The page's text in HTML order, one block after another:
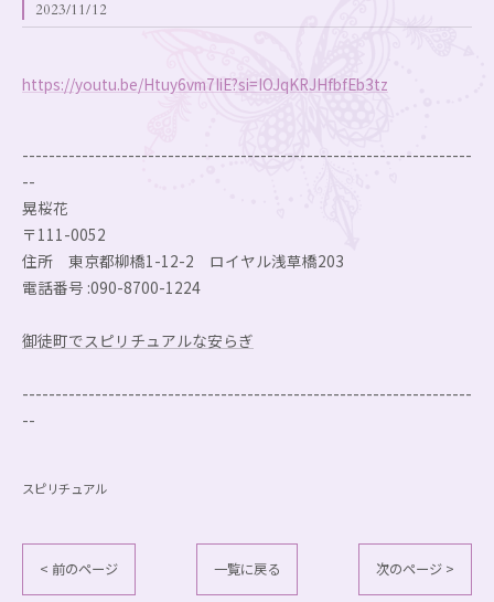
2023/11/12
https://youtu.be/Htuy6vm7IiE?si=IOJqKRJHfbfEb3tz
--------------------------------------------------------------------
--
晃桜花
〒111-0052
住所 東京都柳橋1-12-2 ロイヤル浅草橋203
電話番号 :090-8700-1224
御徒町でスピリチュアルな安らぎ
--------------------------------------------------------------------
--
スピリチュアル
< 前のページ 一覧に戻る 次のページ >